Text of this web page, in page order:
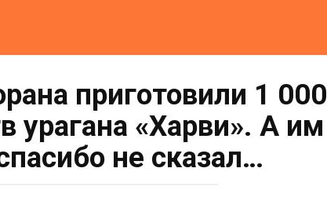
приготовили 1 000
урагана «Харви». А им
не сказал…